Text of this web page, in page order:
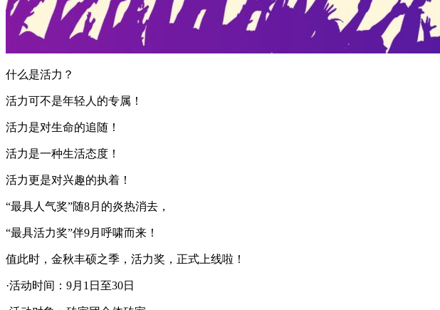
什么是活力？
活力可不是年轻人的专属！
活力是对生命的追随！
活力是一种生活态度！
活力更是对兴趣的执着！
“最具人气奖”随8月的炎热消去，
“最具活力奖”伴9月呼啸而来！
值此时，金秋丰硕之季，活力奖，正式上线啦！
·活动时间：9月1日至30日